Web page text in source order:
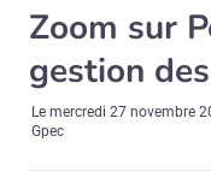
Zoom sur
gestion
Lemercredi 27 novembre
Gpec